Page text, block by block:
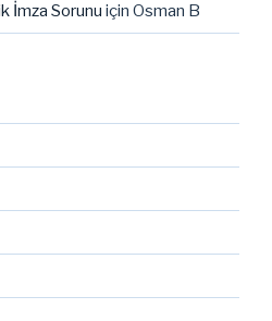
İmza Sorunu için Osman B